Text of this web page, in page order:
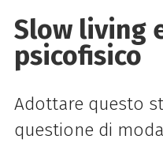
Slow living
psicofisico
Adottare questo
questione di